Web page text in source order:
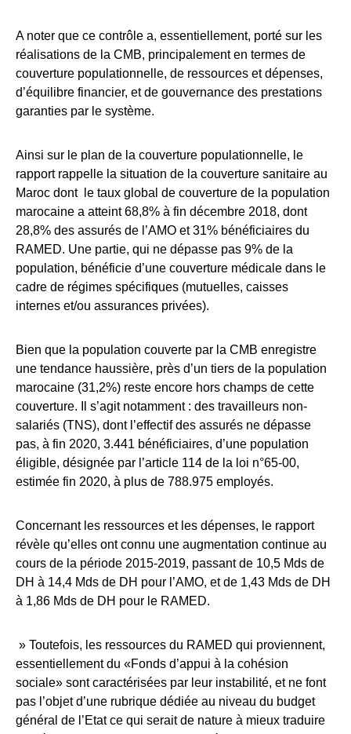
A noter que ce contrôle a, essentiellement, porté sur les
réalisations de la CMB, principalement en termes de
couverture populationnelle, de ressources et dépenses,
d’équilibre financier, et de gouvernance des prestations
garanties par le système.
Ainsi sur le plan de la couverture populationnelle, le
rapport rappelle la situation de la couverture sanitaire au
Maroc dont le taux global de couverture de la population
marocaine a atteint 68,8% à fin décembre 2018, dont
28,8% des assurés de l’AMO et 31% bénéficiaires du
RAMED. Une partie, qui ne dépasse pas 9% de la
population, bénéficie d’une couverture médicale dans le
cadre de régimes spécifiques (mutuelles, caisses
internes et/ou assurances privées).
Bien que la population couverte par la CMB enregistre
une tendance haussière, près d’un tiers de la population
marocaine (31,2%) reste encore hors champs de cette
couverture. Il s’agit notamment : des travailleurs non-
salariés (TNS), dont l’effectif des assurés ne dépasse
pas, à fin 2020, 3.441 bénéficiaires, d’une population
éligible, désignée par l’article 114 de la loi n°65-00,
estimée fin 2020, à plus de 788.975 employés.
Concernant les ressources et les dépenses, le rapport
révèle qu’elles ont connu une augmentation continue au
cours de la période 2015-2019, passant de 10,5 Mds de
DH à 14,4 Mds de DH pour l’AMO, et de 1,43 Mds de DH
à 1,86 Mds de DH pour le RAMED.
» Toutefois, les ressources du RAMED qui proviennent,
essentiellement du «Fonds d’appui à la cohésion
sociale» sont caractérisées par leur instabilité, et ne font
pas l’objet d’une rubrique dédiée au niveau du budget
général de l’Etat ce qui serait de nature à mieux traduire